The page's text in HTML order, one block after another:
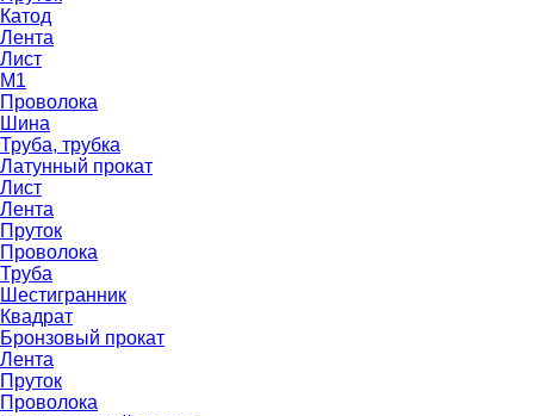
Катод
Лента
Лист
М1
Проволока
Шина
Труба, трубка
Латунный прокат
Лист
Лента
Пруток
Проволока
Труба
Шестигранник
Квадрат
Бронзовый прокат
Лента
Пруток
Проволока